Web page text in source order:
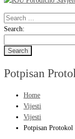
Search
for:
Search
Search:
Potpisan
Home
Vijesti
Vijesti
Potpisan